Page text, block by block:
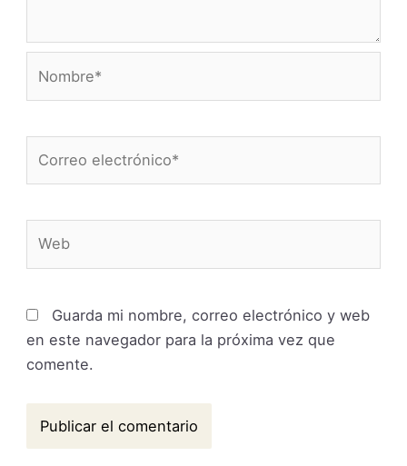
electrónico*
Guarda mi nombre, correo electrónico y web
en este navegador para la próxima vez que
comente.